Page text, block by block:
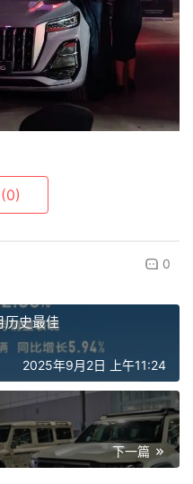
(0)
0
历史最佳
2025年9月2日 上午11:24
下一篇